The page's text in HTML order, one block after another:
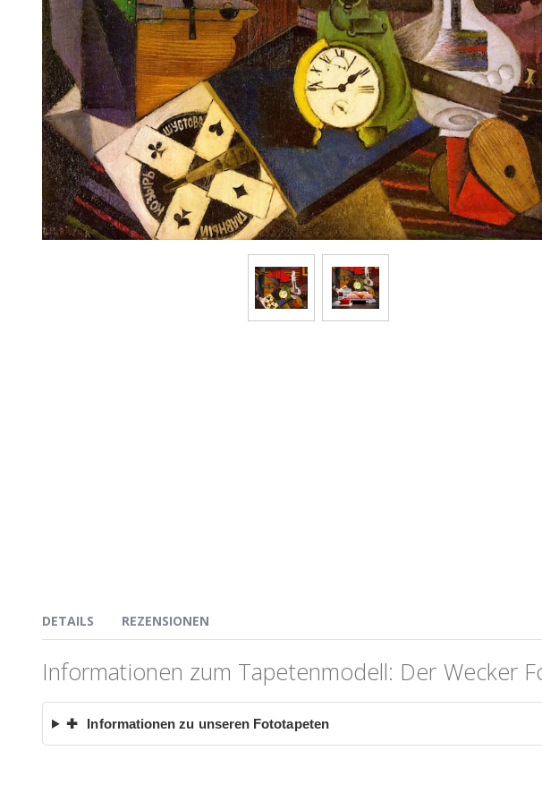
DETAILS
Informationen zum Tapetenmodell: Der Wecker
✚ Informationen zu unseren Fototapeten
REZENSIONEN